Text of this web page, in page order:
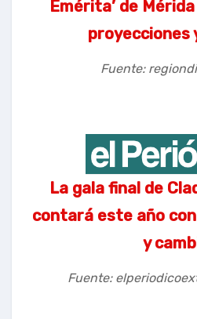
Emérita’ de
proyecciones
Fuente:
La gala final de
contará este año
y
Fuente: